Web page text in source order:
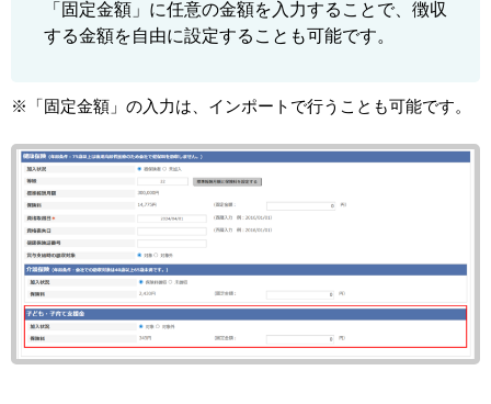
「固定金額」に任意の金額を入力することで、徴収
する金額を自由に設定することも可能です。
※「固定金額」の入力は、インポートで行うことも可能です。